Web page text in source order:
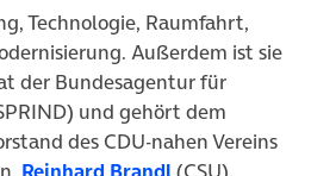
Technologie, Raumfahrt,
Außerdem ist sie
der Bundesagentur für
und gehört dem
des CDU-nahen Vereins